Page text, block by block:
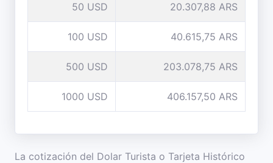
50 USD 20.307,88 ARS
100 USD 40.615,75 ARS
500 USD 203.078,75 ARS
1000 USD 406.157,50 ARS
La cotización del Dolar Turista o Tarjeta Histórico